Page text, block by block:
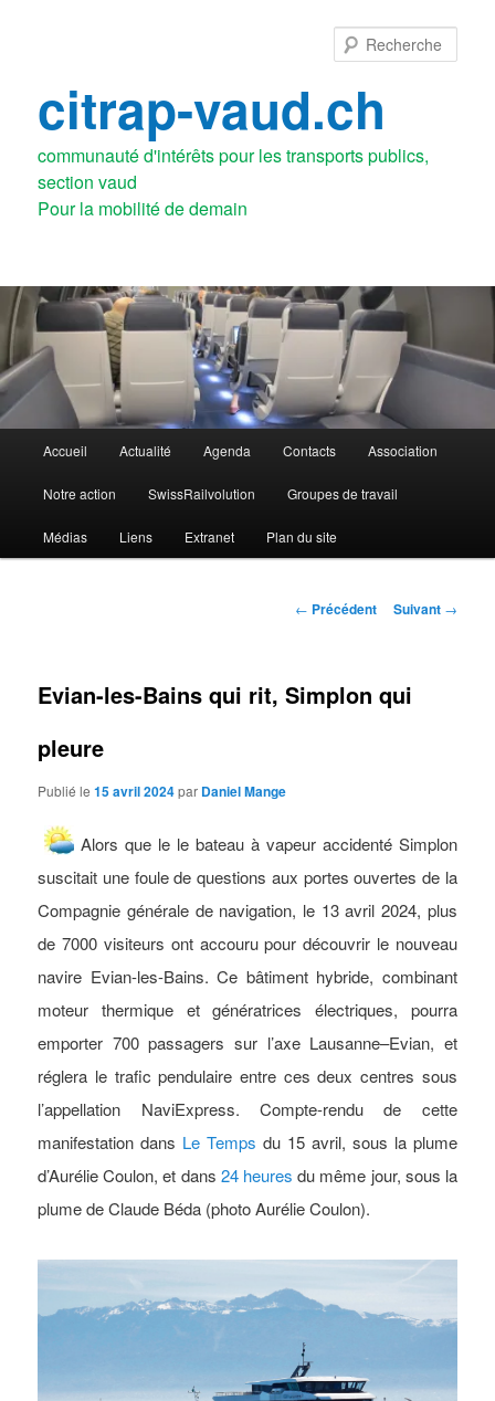
citrap-vaud.ch
communauté d'intérêts pour les transports publics,
section vaud
principal
Accueil Actualité Agenda Contacts Association
Notre action SwissRailvolution Groupes de travail
Médias Liens Extranet Plan du site
Navigation
← Précédent Suivant →
Evian-les-Bains qui rit, Simplon qui
pleure
Publié le15 avril 2024par Daniel Mange
Alors que le le bateau à vapeur accidenté Simplon
suscitait une foule de questions aux portes ouvertes de la
Compagnie générale de navigation, le 13 avril 2024, plus
de 7000 visiteurs ont accouru pour découvrir le nouveau
navire Evian-les-Bains. Ce bâtiment hybride, combinant
moteur thermique et génératrices électriques, pourra
emporter 700 passagers sur l’axe Lausanne–Evian, et
réglera le trafic pendulaire entre ces deux centres sous
l’appellation NaviExpress. Compte-rendu de cette
manifestation dans Le Temps du 15 avril, sous la plume
d’Aurélie Coulon, et dans 24 heures du même jour, sous la
plume de Claude Béda (photo Aurélie Coulon).